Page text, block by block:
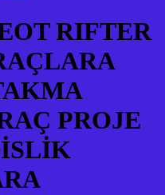
RIFTER
PROJE